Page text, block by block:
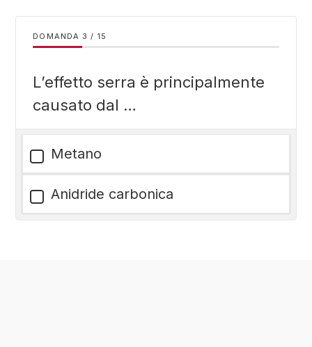
DOMANDA / 15
L’effetto serra è principalmente
causato dal …
Metano
Anidride carbonica